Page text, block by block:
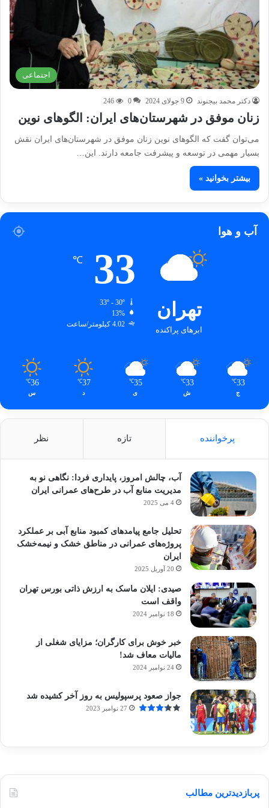
اجتماعی
دکتر محمد بیجنوند 9 جولای 2024 0
246
زنان موفق در شهرستان‌های ایران: الگوهای نوین
می‌توان گفت که الگوهای نوین زنان موفق در شهرستان‌های ایران نقش
بسیار مهمی در توسعه و پیشرفت جامعه دارند. این…
بیشتر بخوانید »
آب و هوا
تهران
ابرهای پراکنده
33
℃
13%
4.02 کیلومتر/ساعت
33
℃
ج
33
℃
ش
35
℃
ی
37
℃
د
36
℃
س
پرخواننده تازه نظر
آب، چالش امروز، پایداری فردا: نگاهی نو به
مدیریت منابع آب در طرح‌های عمرانی ایران
4 می 2025
تحلیل جامع پیامدهای کمبود منابع آبی بر عملکرد
پروژه‌های عمرانی در مناطق خشک و نیمه‌خشک
ایران
20 آوریل 2025
صیدی: ایلان ماسک به ارزش ذاتی بورس تهران
واقف است
18 نوامبر 2024
خبر خوش برای کارگران؛ مزایای شغلی از
مالیات معاف شد!
24 نوامبر 2024
جواز صعود پرسپولیس به روز آخر کشیده شد
27 نوامبر 2023
پربازدیدترین مطالب